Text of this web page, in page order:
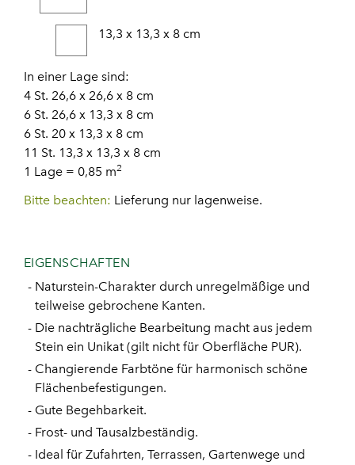
13,3 x 13,3 x 8 cm
In einer Lage sind:
4 St. 26,6 x 26,6 x 8 cm
6 St. 26,6 x 13,3 x 8 cm
6 St. 20 x 13,3 x 8 cm
11 St. 13,3 x 13,3 x 8 cm
1 Lage = 0,85 m2
Bitte beachten: Lieferung nur lagenweise.
EIGENSCHAFTEN
Naturstein-Charakter durch unregelmäßige und
teilweise gebrochene Kanten.
Die nachträgliche Bearbeitung macht aus jedem
Stein ein Unikat (gilt nicht für Oberfläche PUR).
Changierende Farbtöne für harmonisch schöne
Flächenbefestigungen.
Gute Begehbarkeit.
Frost- und Tausalzbeständig.
Ideal für Zufahrten, Terrassen, Gartenwege und